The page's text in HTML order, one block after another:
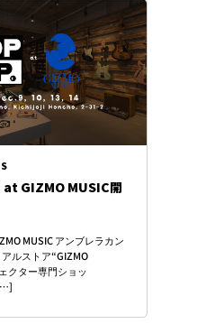
at GIZMO MUSIC開
MUSIC アンブレラカン
ルストア“GIZMO
クター専門ショッ